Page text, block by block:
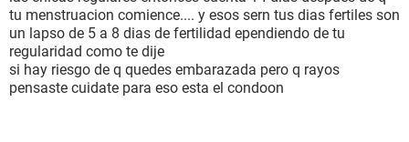
tu menstruacion comience.... y esos sern tus dias fertiles son
un lapso de 5 a 8 dias de fertilidad ependiendo de tu
regularidad como te dije
si hay riesgo de q quedes embarazada pero q rayos
pensaste cuidate para eso esta el condoon